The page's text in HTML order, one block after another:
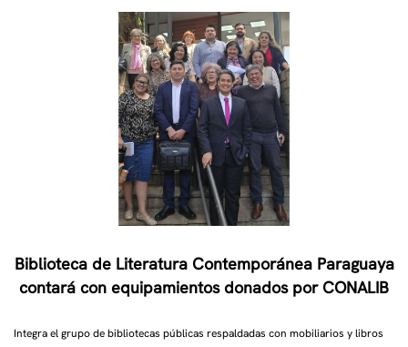
Biblioteca de Literatura Contemporánea Paraguaya
contará con equipamientos donados por CONALIB
Integra el grupo de bibliotecas públicas respaldadas con mobiliarios y libros